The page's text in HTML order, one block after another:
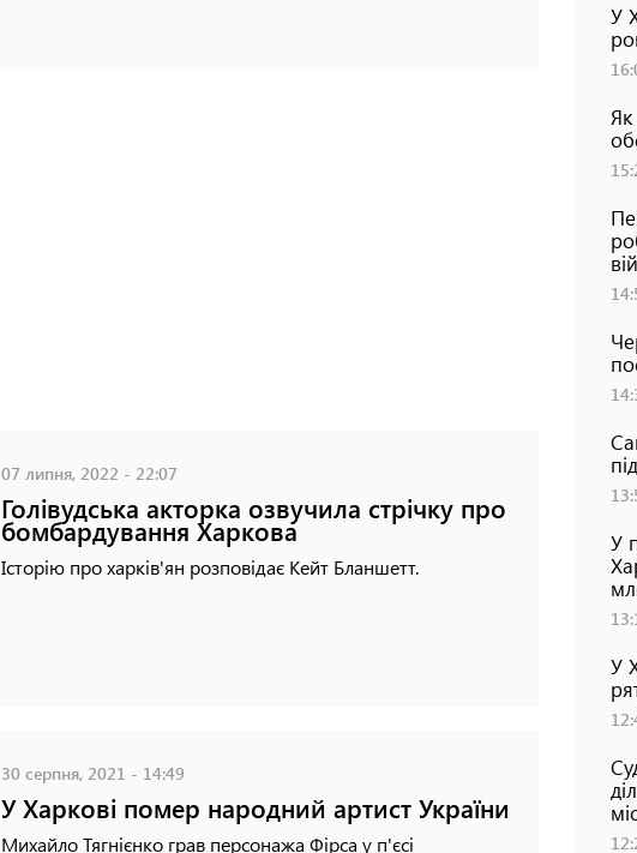
07 липня, 2022 - 22:07
Голівудська акторка озвучила стрічку про
бомбардування Харкова
Історію про харків'ян розповідає Кейт Бланшетт.
30 серпня, 2021 - 14:49
У Харкові помер народний артист України
Михайло Тягнієнко грав персонажа Фірса у п'єсі
У
У
У